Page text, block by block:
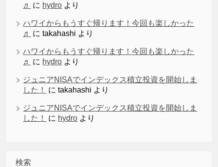
♬
に hydro より
ハワイからもうすぐ帰ります！今回も楽しかった
♬
にtakahashi より
ハワイからもうすぐ帰ります！今回も楽しかった
♬
に hydro より
ジュニアNISAでインデックス積立投資を開始しま
した！
にtakahashi より
ジュニアNISAでインデックス積立投資を開始しま
した！
に hydro より
検索